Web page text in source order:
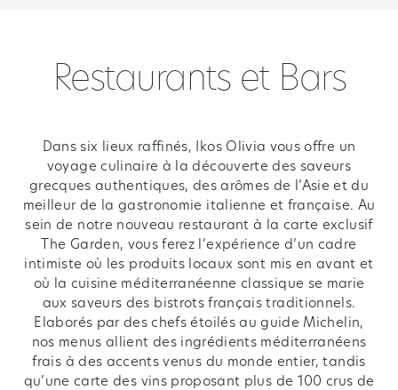
Restaurants et Bars
Dans six lieux raffinés, Ikos Olivia vous offre un
voyage culinaire à la découverte des saveurs
grecques authentiques, des arômes de l’Asie et du
meilleur de la gastronomie italienne et française. Au
sein de notre nouveau restaurant à la carte exclusif
The Garden, vous ferez l’expérience d’un cadre
intimiste où les produits locaux sont mis en avant et
où la cuisine méditerranéenne classique se marie
aux saveurs des bistrots français traditionnels.
Elaborés par des chefs étoilés au guide Michelin,
nos menus allient des ingrédients méditerranéens
frais à des accents venus du monde entier, tandis
qu’une carte des vins proposant plus de 100 crus de